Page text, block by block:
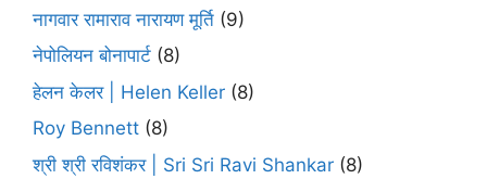
नागवार रामाराव नारायण मूर्ति (9)
नेपोलियन बोनापार्ट (8)
हेलन केलर | Helen Keller (8)
Roy Bennett (8)
श्री श्री रविशंकर | Sri Sri Ravi Shankar (8)